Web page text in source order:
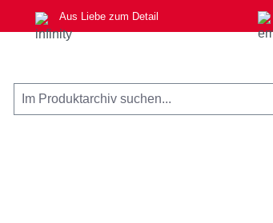
Aus Liebe zum Detail